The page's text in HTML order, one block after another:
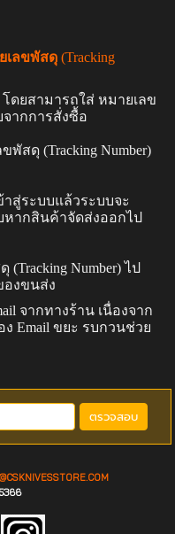
เลขพัสดุ (Tracking
ดยสามารถใส่ หมายเลข
ากการสั่งซื้อ
ขพัสดุ (Tracking Number)
าสู่ระบบแล้วระบบจะ
ากสินค้าจัดส่งออกไป
(Tracking Number)ไป
องขนส่ง
จากทางร้าน เนื่องจาก
ง Emailขยะ รบกวนช่วย
ตรวจสอบ
KNIVESSTORE.COM